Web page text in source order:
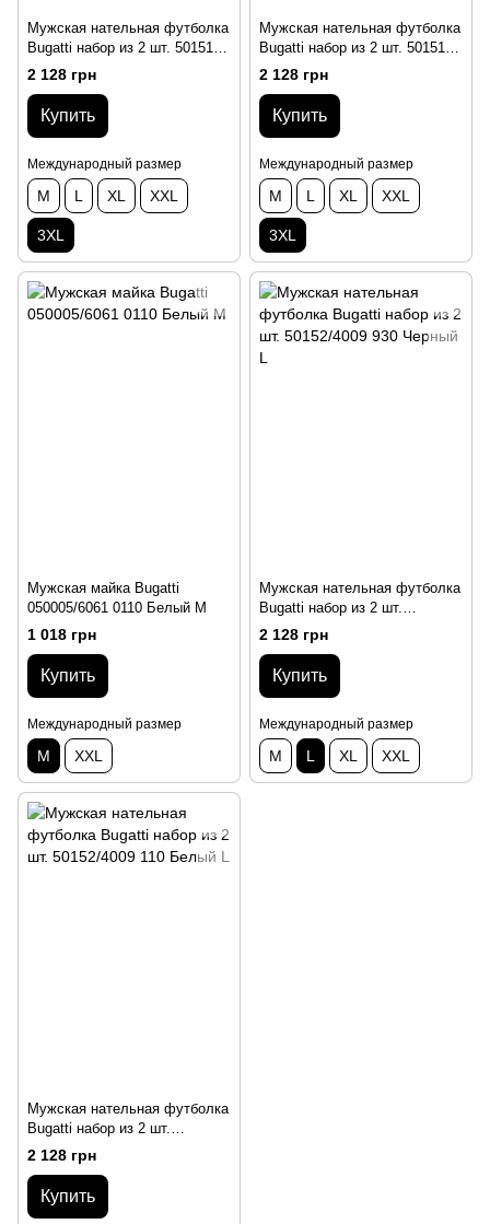
Мужская нательная футболка
Bugatti набор из 2 шт. 50151
930 Черный 3XL
2 128 грн
Купить
Международный размер
M L XL XXL
3XL
Мужская нательная футболка
Bugatti набор из 2 шт. 50151
110 Белый 3XL
2 128 грн
Купить
Международный размер
M L XL XXL
3XL
Мужская майка Bugatti
050005/6061 0110 Белый M
1 018 грн
Купить
Международный размер
M XXL
Мужская нательная футболка
Bugatti набор из 2 шт.
50152/4009 930 Черный L
2 128 грн
Купить
Международный размер
M L XL XXL
Мужская нательная футболка
Bugatti набор из 2 шт.
50152/4009 110 Белый L
2 128 грн
Купить